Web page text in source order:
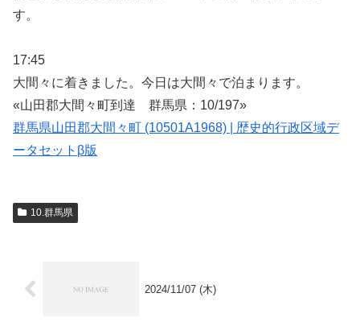
す。
17:45
大間々に着きました。今日は大間々で泊まります。
«山田郡大間々町到達 群馬県：10/197»
群馬県山田郡大間々町 (10501A1968) | 歴史的行政区域デ
ータセットβ版
10.群馬県
2024/11/07 (木)